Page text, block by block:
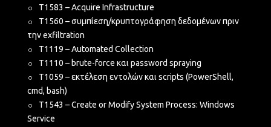
T1583 – Acquire Infrastructure
T1560 – συμπίεση/κρυπτογράφηση δεδομένων πριν
την exfiltration
T1119 – Automated Collection
T1110 – brute-force και password spraying
T1059 – εκτέλεση εντολών και scripts (PowerShell,
cmd, bash)
T1543 – Create or Modify System Process: Windows
Service